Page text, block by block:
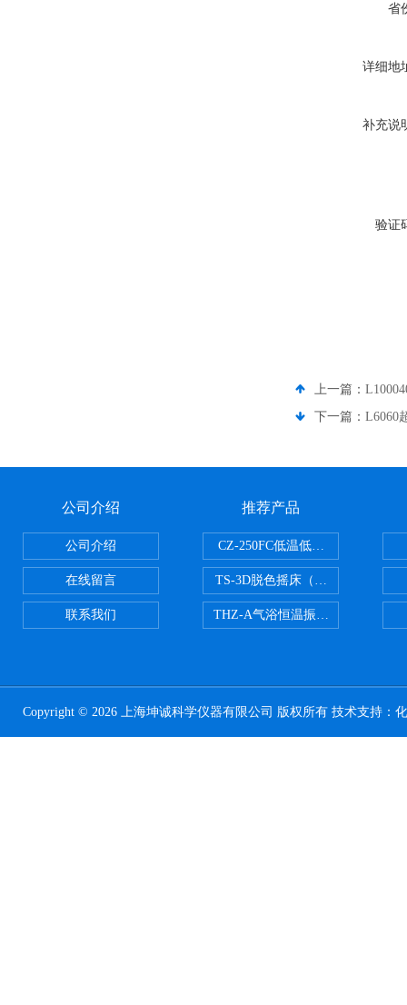
省
详细地
补充说
验证
上一篇：
下一篇： L6060
公司介绍
公司介绍
在线留言
联系我们
推荐产品
CZ-250FC低温低湿种子储藏柜
TS-3D脱色摇床（三维运动）
THZ-A气浴恒温振荡器
Copyright © 2026 上海坤诚科学仪器有限公司 版权所有 技术支持：